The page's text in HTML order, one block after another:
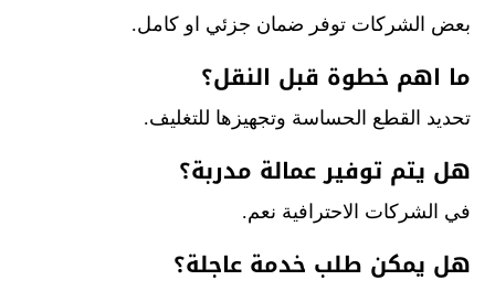
بعض الشركات توفر ضمان جزئي او كامل.
ما اهم خطوة قبل النقل؟
تحديد القطع الحساسة وتجهيزها للتغليف.
هل يتم توفير عمالة مدربة؟
في الشركات الاحترافية نعم.
هل يمكن طلب خدمة عاجلة؟